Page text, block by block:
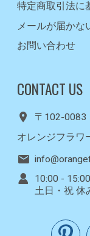
特定商取引法に
メールが届かな
お問い合わせ
CONTACT US
〒102-
オレンジフラワ
10:00 -
土日・祝 休